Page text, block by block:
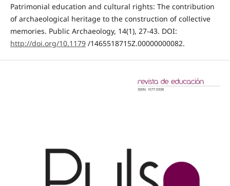
Patrimonial education and cultural rights: The contribution
of archaeological heritage to the construction of collective
memories. Public Archaeology, 14(1), 27-43. DOI:
http://doi.org/10.1179/1465518715Z.00000000082.